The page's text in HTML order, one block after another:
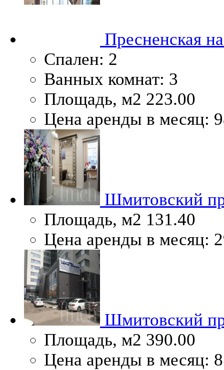
Пресненская
Спален: 2
Ванных комнат: 3
Площадь, м2 223.00
Цена аренды в месяц:
Шмитовский
Площадь, м2 131.40
Цена аренды в месяц:
Шмитовский
Площадь, м2 390.00
Цена аренды в месяц: